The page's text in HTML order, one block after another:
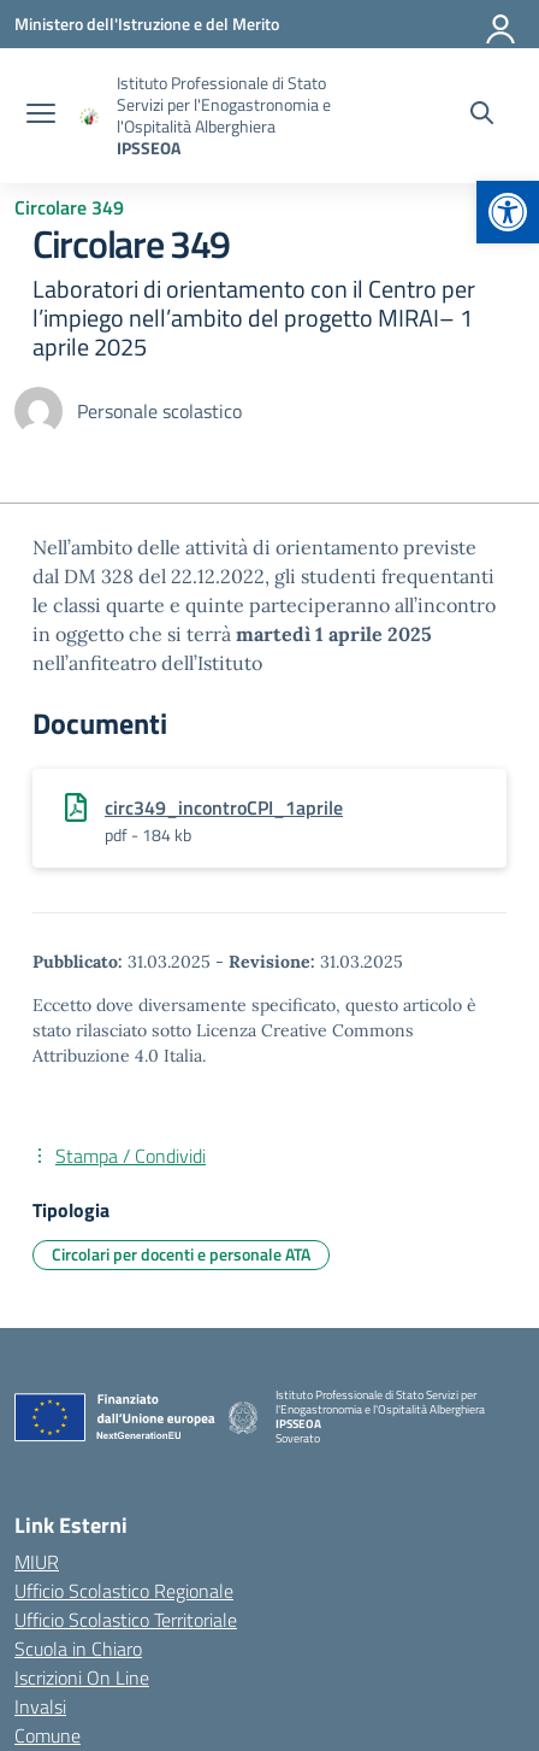
Vai ai contenuti
Vai al menu di navigazione
Vai al footer
Ministero dell'Istruzione e del Merito
Istituto Professionale di Stato
Servizi per l'Enogastronomia e
l'Ospitalità Alberghiera
IPSSEOA
Circolare 349
Circolare 349
Laboratori di orientamento con il Centro per
l’impiego nell’ambito del progetto MIRAI– 1
aprile 2025
Personale scolastico
Nell’ambito delle attività di orientamento previste
dal DM 328 del 22.12.2022, gli studenti frequentanti
le classi quarte e quinte parteciperanno all’incontro
in oggetto che si terrà martedì 1 aprile 2025
nell’anfiteatro dell’Istituto
Documenti
circ349_incontroCPI_1aprile
pdf - 184 kb
Pubblicato: 31.03.2025 - Revisione: 31.03.2025
Eccetto dove diversamente specificato, questo articolo è
stato rilasciato sotto Licenza Creative Commons
Attribuzione 4.0 Italia.
Stampa / Condividi
Tipologia
Circolari per docenti e personale ATA
Istituto Professionale di Stato Servizi per
l'Enogastronomia e l'Ospitalità Alberghiera
IPSSEOA
Soverato
Link Esterni
MIUR
Ufficio Scolastico Regionale
Ufficio Scolastico Territoriale
Scuola in Chiaro
Iscrizioni On Line
Invalsi
Comune